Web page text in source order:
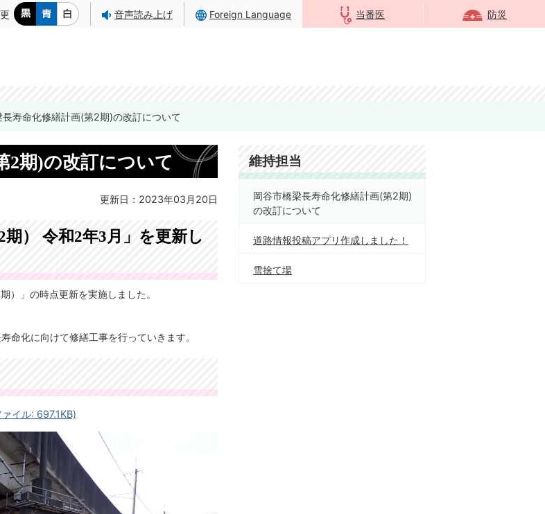
音声読み上げ Foreign Language 当番医 防災
長寿命化修繕計画(第2期)の改訂について
2期)の改訂について
更新日：2023年03月20日
期） 令和2年3月」を更新し
）」の時点更新を実施しました。
命化に向けて修繕工事を行っていきます。
イル: 697.1KB)
維持担当
岡谷市橋梁長寿命化修繕計画(第2期)
の改訂について
道路情報投稿アプリ作成しました！
雪捨て場